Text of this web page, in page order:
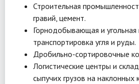
Строительная
гравий, цемент.
Горнодобывающая и
транспортировка угля и руды.
Дробильно-сортировочные
Логистические центры и
сыпучих грузов на наклонных